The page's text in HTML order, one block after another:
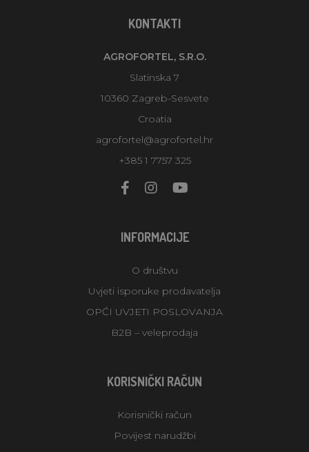
KONTAKTI
AGROFORTEL, S.R.O.
Slatinska 7
10360 Zagreb-Sesvete
Croatia
agrofortel@agrofortel.hr
+385 1 7757 325
INFORMACIJE
O društvu
Uvjeti isporuke prodavatelja
OPĆI UVJETI POSLOVANJA
B2B – veleprodaja
KORISNIČKI RAČUN
Korisnički račun
Povijest narudžbi